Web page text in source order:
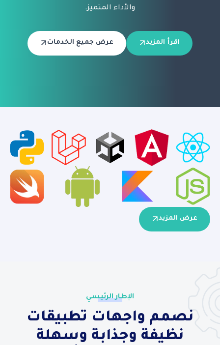
والأداء المتميز.
اقرأ المزيد عرض جميع الخدمات
عرض المزيد
الإطار الرئيسي
نصمم واجهات تطبيقات
نظيفة وجذابة وسهلة